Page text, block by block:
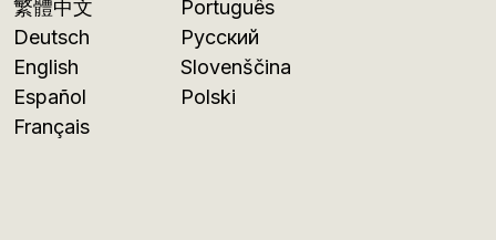
繁體中文
Deutsch
English
Español
Français
Português
Русский
Slovenščina
Polski